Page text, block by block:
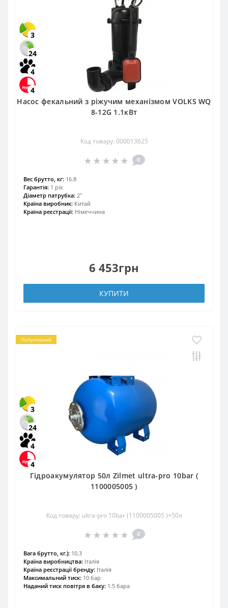
3
24
4
4
Насос фекальний з ріжучим механізмом VOLKS WQ
8-12G 1.1кВт
Код товару: 000013625
0
Вес брутто, кг: 16.8
Гарантія: 1 рік
Діаметр патрубка: 2″
Країна виробник: Китай
Країна реєстрації: Німеччина
6 453грн
КУПИТИ
Популярний
3
24
4
4
Гідроакумулятор 50л Zilmet ultra-pro 10bar (
1100005005 )
Код товару: ultra-pro 10bar (1100005005 )+50л
0
Вага брутто, кг.): 10.3
Країна виробництва: Італія
Країна реєстрації бренду: Італія
Максимальний тиск: 10 бар
Наданий тиск повітря в баку: 1.5 барa